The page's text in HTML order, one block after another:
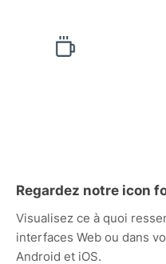
Regardez notre icon
Visualisez ce à quoi
interfaces Web ou dans
Android et iOS.